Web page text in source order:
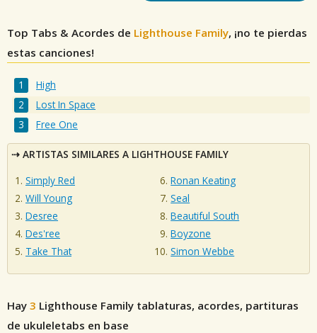
Top Tabs & Acordes de Lighthouse Family, ¡no te pierdas
estas canciones!
High
Lost In Space
Free One
ARTISTAS SIMILARES A LIGHTHOUSE FAMILY
Simply Red
Will Young
Desree
Des'ree
Take That
Ronan Keating
Seal
Beautiful South
Boyzone
Simon Webbe
Hay 3 Lighthouse Family tablaturas, acordes, partituras
de ukuleletabs en base